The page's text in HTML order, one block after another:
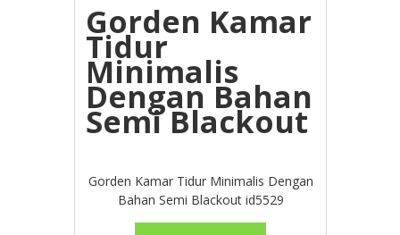
Gorden Kamar
Tidur
Minimalis
Dengan Bahan
Semi Blackout
Gorden Kamar Tidur Minimalis Dengan
Bahan Semi Blackout id5529